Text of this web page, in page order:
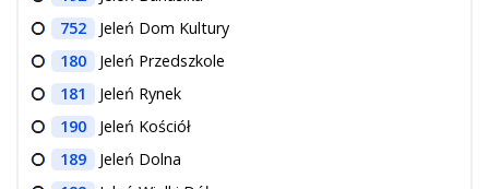
752
Jeleń Dom Kultury
180
Jeleń Przedszkole
181
Jeleń Rynek
190
Jeleń Kościół
189
Jeleń Dolna